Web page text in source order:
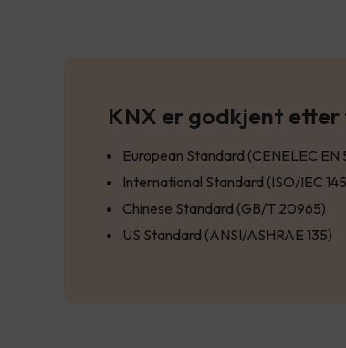
KNX er godkjent
European Standard (CENELEC EN
International Standard (ISO/IEC
Chinese Standard (GB/T 20965)
US Standard (ANSI/ASHRAE 135)